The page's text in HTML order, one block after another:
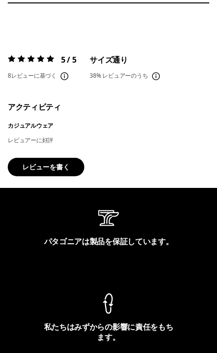
評価:5 / 5 5 / 5
8レビューに基づく
サイズ通り
38%レビュアーのうち
アクティビティ
カジュアルウェア
レビュアーに好評
レビューを書く
パタゴニアは製品を保証しています。
私たちはみずからの影響に責任をもち
ます。